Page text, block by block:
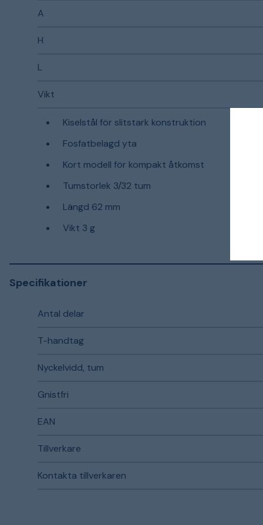
A
H
L
Vikt
Kiselstål för slitstark konstruktion
Fosfatbelagd yta
Kort modell för kompakt åtkomst
Tumstorlek 3/32 tum
Längd 62 mm
Vikt 3 g
Specifikationer
Antal delar
T-handtag
Nyckelvidd, tum
Gnistfri
EAN
Tillverkare
Kontakta tillverkaren